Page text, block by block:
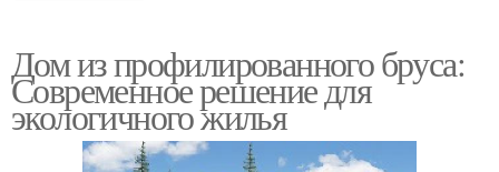
Дом из профилированного бруса:
Современное решение для
экологичного жилья